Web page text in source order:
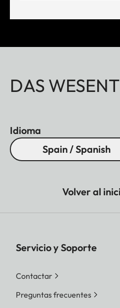
DAS
Idioma
Spain / Spanish
Volver al
Servicio y Soporte
Contactar
Preguntas frecuentes